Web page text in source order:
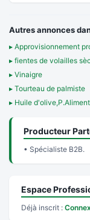
Autres annonces
▸ Approvisionnement
▸ fientes de volailles
▸ Vinaigre
▸ Tourteau de palmiste
▸ Huile
Producteur
• Spécialiste B2B.
Espace
Déjà inscrit :